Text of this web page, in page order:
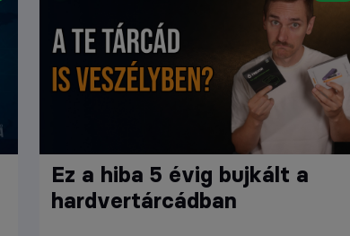
Ez a hiba 5 évig bujkált a
hardvertárcádban